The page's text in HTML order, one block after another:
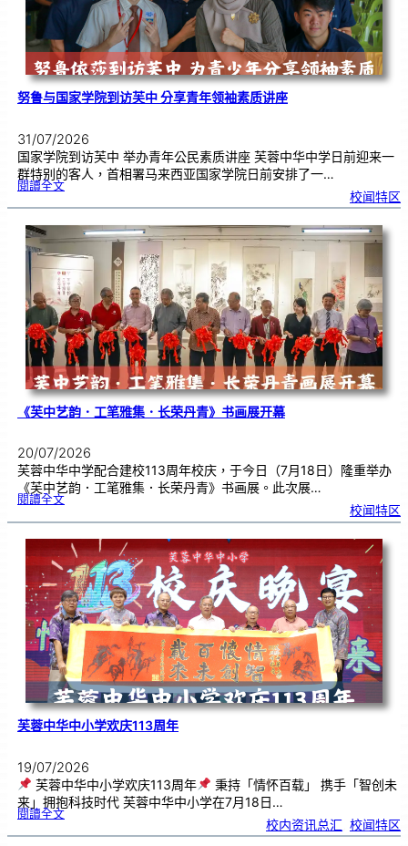
努鲁与国家学院到访芙中 分享青年领袖素质讲座
31/07/2026
国家学院到访芙中 举办青年公民素质讲座 芙蓉中华中学日前迎来一
群特别的客人，首相署马来西亚国家学院日前安排了一…
閱讀全文:努
国
学
院
到
访
中
分
享
青
年
领
袖
素
质
讲
座
校闻特区
《芙中艺韵．工笔雅集．长荣丹青》书画展开幕
20/07/2026
芙蓉中华中学配合建校113周年校庆，于今日（7月18日）隆重举办
《芙中艺韵．工笔雅集．长荣丹青》书画展。此次展…
閱讀全文:《
艺
．
工
笔
雅
集
．
长
荣
丹
青
》
书
画
展
开
幕
校闻特区
芙蓉中华中小学欢庆113周年
19/07/2026
芙蓉中华中小学欢庆113周年
秉持「情怀百载」 携手「智创未
来」拥抱科技时代 芙蓉中华中小学在7月18日…
閱讀全文:芙
华
校内资讯总汇 校闻特区